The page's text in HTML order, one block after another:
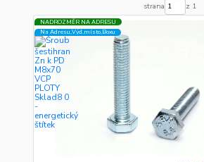
strana z 1
NADROZMĚR NA ADRESU
Na Adresu,Výd.místo,Boxu